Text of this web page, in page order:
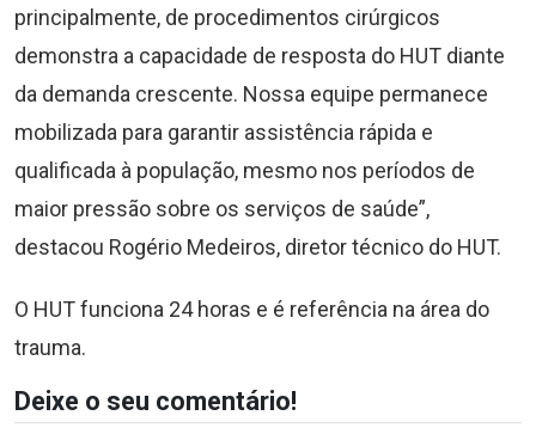
principalmente, de procedimentos cirúrgicos
demonstra a capacidade de resposta do HUT diante
da demanda crescente. Nossa equipe permanece
mobilizada para garantir assistência rápida e
qualificada à população, mesmo nos períodos de
maior pressão sobre os serviços de saúde”,
destacou Rogério Medeiros, diretor técnico do HUT.
O HUT funciona 24 horas e é referência na área do
trauma.
Deixe o seu comentário!